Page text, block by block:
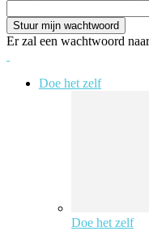
Er zal een wachtwoord
Doe het zelf
Doe het zelf